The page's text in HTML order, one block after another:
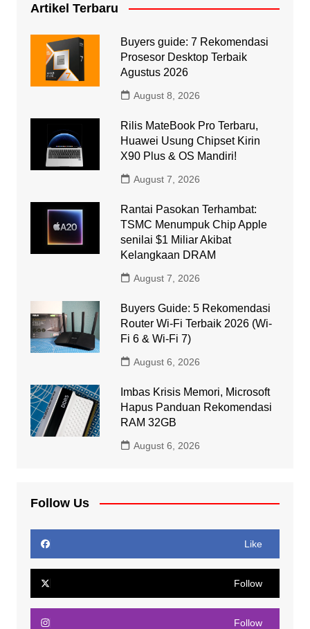
Artikel Terbaru
Buyers guide: 7 Rekomendasi
Prosesor Desktop Terbaik
Agustus 2026
August 8, 2026
Rilis MateBook Pro Terbaru,
Huawei Usung Chipset Kirin
X90 Plus & OS Mandiri!
August 7, 2026
Rantai Pasokan Terhambat:
TSMC Menumpuk Chip Apple
senilai $1 Miliar Akibat
Kelangkaan DRAM
August 7, 2026
Buyers Guide: 5 Rekomendasi
Router Wi-Fi Terbaik 2026 (Wi-
Fi 6 & Wi-Fi 7)
August 6, 2026
Imbas Krisis Memori, Microsoft
Hapus Panduan Rekomendasi
RAM 32GB
August 6, 2026
Follow Us
Like
Follow
Follow